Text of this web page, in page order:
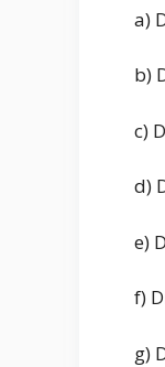
a)
b)
c)
d)
e)
f)
g)